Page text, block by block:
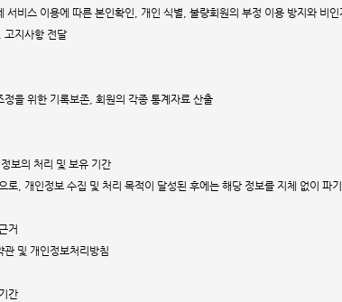
서비스 이용에 따른 본인확인, 개인 식별, 불량회원의 부정 이용 방지와
고지사항 전달
정을 위한 기록보존, 회원의 각종 통계자료 산출
보의 처리 및 보유 기간
로, 개인정보 수집 및 처리 목적이 달성된 후에는 해당 정보를 지체 없이 파
거
관 및 개인정보처리방침
간